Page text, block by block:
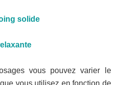
solide
vous pouvez varier le
vous utilisez en fonction de